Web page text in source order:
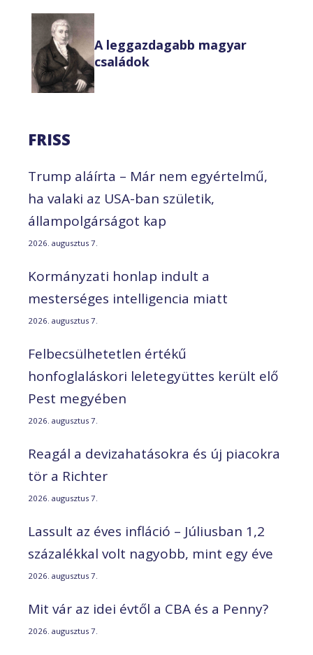
A leggazdagabb magyar
családok
FRISS
Trump aláírta – Már nem egyértelmű,
ha valaki az USA-ban születik,
állampolgárságot kap
2026. augusztus 7.
Kormányzati honlap indult a
mesterséges intelligencia miatt
2026. augusztus 7.
Felbecsülhetetlen értékű
honfoglaláskori leletegyüttes került elő
Pest megyében
2026. augusztus 7.
Reagál a devizahatásokra és új piacokra
tör a Richter
2026. augusztus 7.
Lassult az éves infláció – Júliusban 1,2
százalékkal volt nagyobb, mint egy éve
2026. augusztus 7.
Mit vár az idei évtől a CBA és a Penny?
2026. augusztus 7.